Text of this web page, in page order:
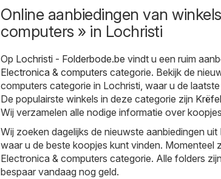
Online aanbiedingen van
computers » in Lochristi
Op Lochristi - Folderbode.be vindt u een ruim
Electronica & computers categorie. Bekijk de
computers categorie in Lochristi, waar u de
De populairste winkels in deze categorie zijn Krëfel
Wij verzamelen alle nodige informatie over
Wij zoeken dagelijks de nieuwste aanbiedingen
waar u de beste koopjes kunt vinden. Momenteel
Electronica & computers categorie. Alle folders
bespaar vandaag nog geld.